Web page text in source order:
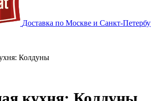
Доставка по Москве и Санкт-
Колдуны